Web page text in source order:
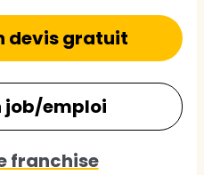
devis gratuit
job/emploi
franchise